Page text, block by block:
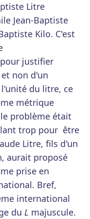
Litre
Jean-Baptiste
Kilo. C'est
justifier
non d'un
du litre, ce
métrique
problème était
trop pour être
Litre, fils d'un
aurait proposé
prise en
Bref,
international
du L majuscule.